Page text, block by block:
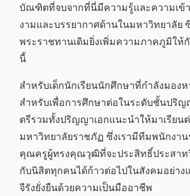
บัณฑิตที่จบจากที่นี่มีความรู้และความเข้
งามและบรรยากาศด้านในมหาวิทยาลัย
พระราชทานเดิมยิ่งเพิ่มความภาคภูมิให้
นี้
สำหรับเด็กนักเรียนนักศึกษาที่กำลังมอง
สำหรับเพื่อการศึกษาต่อในระดับชั้นปริ
ตรีรวมทั้งปริญญาเอกแนะนำให้มาเรียน
มหาวิทยาลัยราชภัฏ ซึ่งเรามีทีมพนักงา
คุณครูผู้ทรงคุณวุฒิที่จะประสิทธิ์ประสาท
กับนิสิตทุกคนได้ก้าวต่อไปในสังคมอย่าง
จีรังยั่งยืนด้วยความเป็นมืออาชีพ